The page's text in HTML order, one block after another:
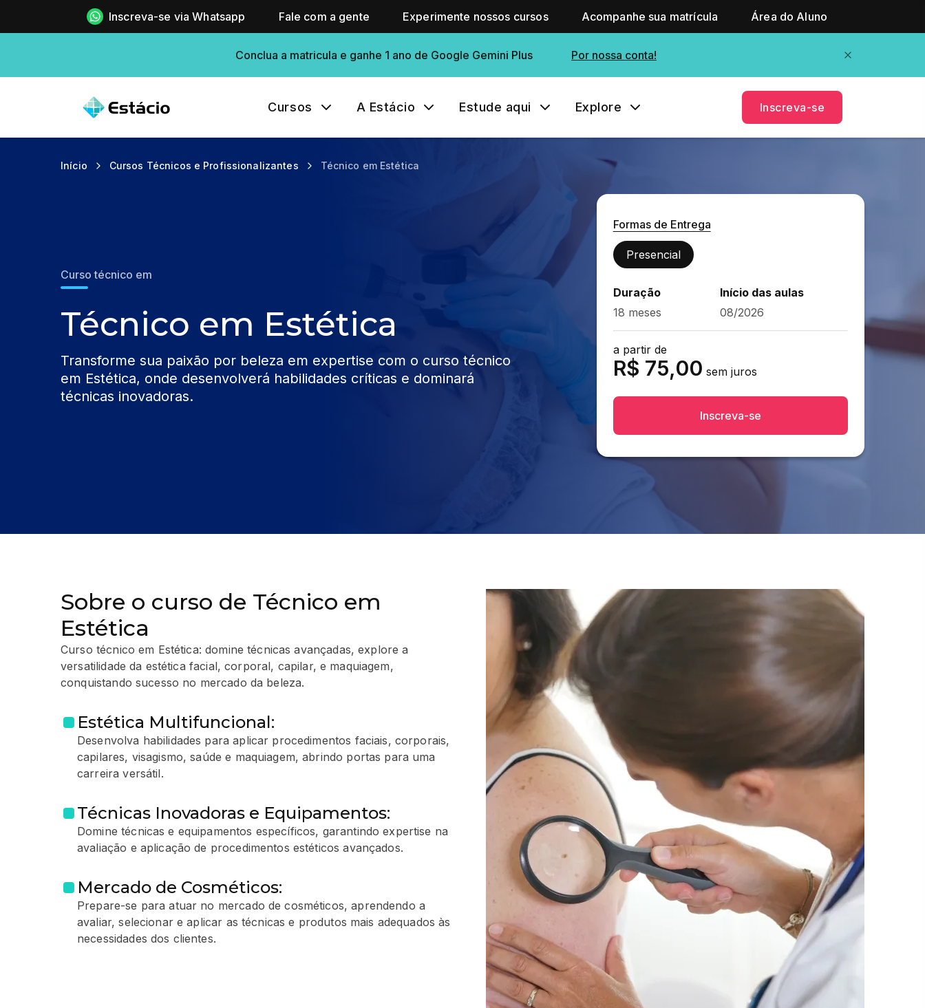
Inscreva-se via Whatsapp Fale com a gente Experimente nossos cursos Acompanhe sua matrícula Área do Aluno
Conclua a matricula e ganhe 1 ano de Google Gemini Plus Por nossa conta!
Cursos A Estácio Estude aqui Explore Inscreva-se
Início Cursos Técnicos e Profissionalizantes Técnico em Estética
Curso técnico em
Técnico em Estética
Transforme sua paixão por beleza em expertise com o curso técnico
em Estética, onde desenvolverá habilidades críticas e dominará
técnicas inovadoras.
Formas de Entrega
Presencial
Duração
18 meses
Início das aulas
08/2026
a partir de
R$ 75,00 sem juros
Inscreva-se
Sobre o curso de Técnico em
Estética
Curso técnico em Estética: domine técnicas avançadas, explore a
versatilidade da estética facial, corporal, capilar, e maquiagem,
conquistando sucesso no mercado da beleza.
Estética Multifuncional:
Desenvolva habilidades para aplicar procedimentos faciais, corporais,
capilares, visagismo, saúde e maquiagem, abrindo portas para uma
carreira versátil.
Técnicas Inovadoras e Equipamentos:
Domine técnicas e equipamentos específicos, garantindo expertise na
avaliação e aplicação de procedimentos estéticos avançados.
Mercado de Cosméticos:
Prepare-se para atuar no mercado de cosméticos, aprendendo a
avaliar, selecionar e aplicar as técnicas e produtos mais adequados às
necessidades dos clientes.